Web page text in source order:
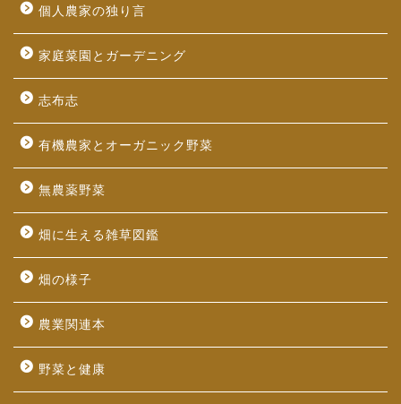
個人農家の独り言
家庭菜園とガーデニング
志布志
有機農家とオーガニック野菜
無農薬野菜
畑に生える雑草図鑑
畑の様子
農業関連本
野菜と健康